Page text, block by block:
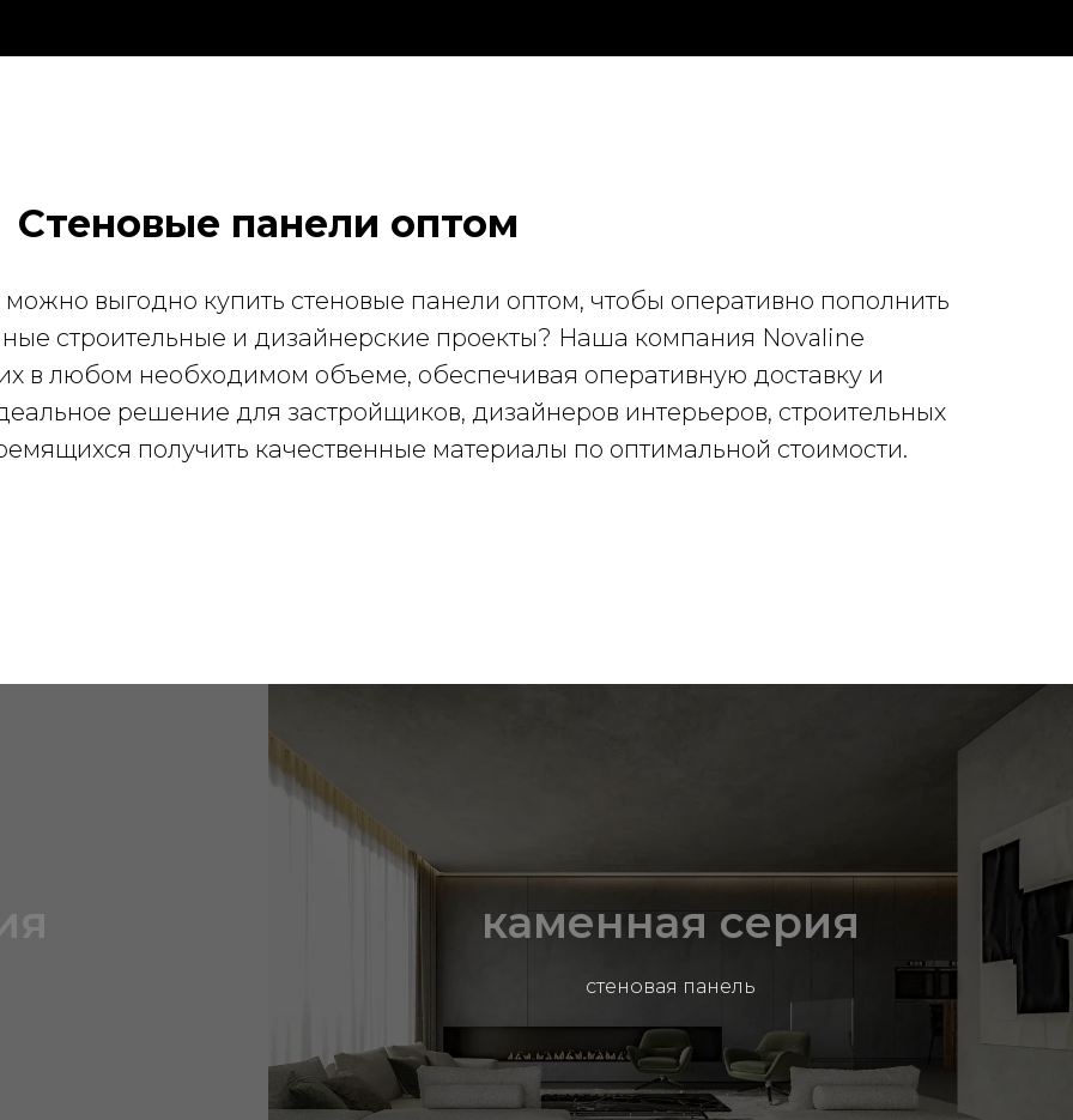
Стеновые панели оптом
выгодно купить стеновые панели оптом, чтобы оперативно пополнить
строительные и дизайнерские проекты? Наша компания Novaline
в любом необходимом объеме, обеспечивая оперативную доставку и
решение для застройщиков, дизайнеров интерьеров, строительных
получить качественные материалы по оптимальной стоимости.
каменная серия
стеновая панель